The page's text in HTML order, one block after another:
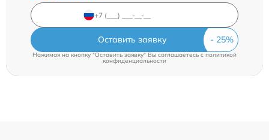
Оставить заявку
Нажимая на кнопку "Оставить заявку" Вы соглашаетесь cполитикой
конфиденциальности